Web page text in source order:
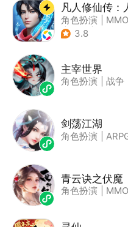
凡人修仙传：
角色扮演
| 仙侠
3.8
主宰世界
角色扮演 战争
剑荡江湖
角色扮演
青云诀之伏魔
角色扮演